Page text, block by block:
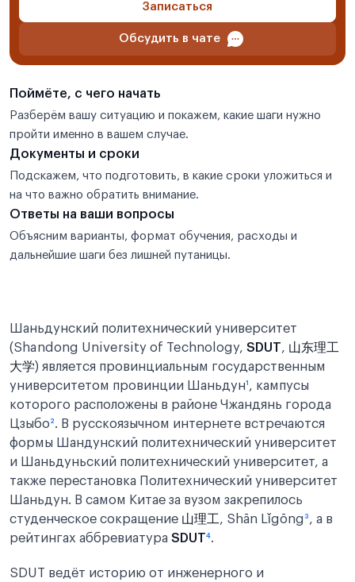
Записаться
Обсудить в чате
Поймёте, с чего начать
Разберём вашу ситуацию и покажем, какие шаги нужно
пройти именно в вашем случае.
Документы и сроки
Подскажем, что подготовить, в какие сроки уложиться и
на что важно обратить внимание.
Ответы на ваши вопросы
Объясним варианты, формат обучения, расходы и
дальнейшие шаги без лишней путаницы.
Шаньдунский политехнический университет
(Shandong University of Technology, SDUT, 山东理工
大学) является провинциальным государственным
университетом провинции Шаньдун¹, кампусы
которого расположены в районе Чжандянь города
Цзыбо². В русскоязычном интернете встречаются
формы Шандунский политехнический университет
и Шаньдуньский политехнический университет, а
также перестановка Политехнический университет
Шаньдун. В самом Китае за вузом закрепилось
студенческое сокращение 山理工 , Shān Lǐgōng³, а в
рейтингах аббревиатура SDUT⁴.
SDUT ведёт историю от инженерного и